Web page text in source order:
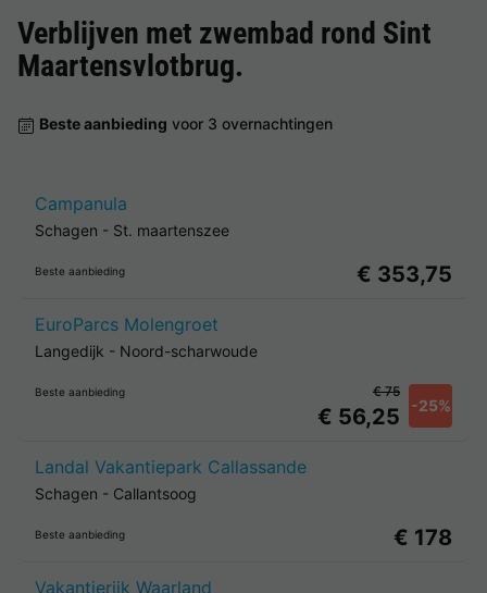
Verblijven met zwembad rond Sint
Maartensvlotbrug.
Beste aanbieding voor 3 overnachtingen
Campanula
Schagen - St. maartenszee
Beste aanbieding € 353,75
EuroParcs Molengroet
Langedijk - Noord-scharwoude
Beste aanbieding
€ 56,25 -25%
€ 75
Landal Vakantiepark Callassande
Schagen - Callantsoog
Beste aanbieding € 178
Vakantierijk Waarland